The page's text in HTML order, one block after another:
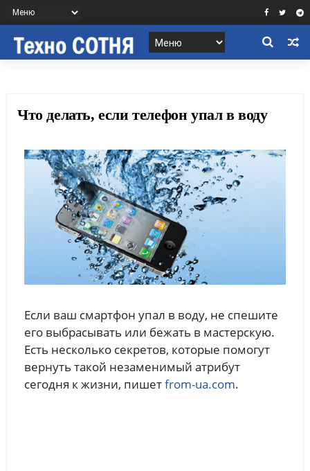
Что делать, если телефон упал в воду
Если ваш смартфон упал в воду, не спешите
его выбрасывать или бежать в мастерскую.
Есть несколько секретов, которые помогут
вернуть такой незаменимый атрибут
сегодня к жизни, пишетfrom-ua.com.